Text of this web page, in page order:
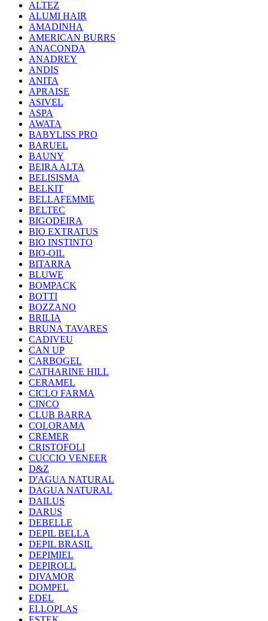
ALTEZ
ALUMI HAIR
AMADINHA
AMERICAN BURRS
ANACONDA
ANADREY
ANDIS
ANITA
APRAISE
ASIVEL
ASPA
AWATA
BABYLISS PRO
BARUEL
BAUNY
BEIRA ALTA
BELISISMA
BELKIT
BELLAFEMME
BELTEC
BIGODEIRA
BIO EXTRATUS
BIO INSTINTO
BIO-OIL
BITARRA
BLUWE
BOMPACK
BOTTI
BOZZANO
BRILIA
BRUNA TAVARES
CADIVEU
CAN UP
CARBOGEL
CATHARINE HILL
CERAMEL
CICLO FARMA
CINCO
CLUB BARRA
COLORAMA
CREMER
CRISTOFOLI
CUCCIO VENEER
D&Z
D'AGUA NATURAL
DAGUA NATURAL
DAILUS
DARUS
DEBELLE
DEPIL BELLA
DEPIL BRASIL
DEPIMIEL
DEPIROLL
DIVAMOR
DOMPEL
EDEL
ELLOPLAS